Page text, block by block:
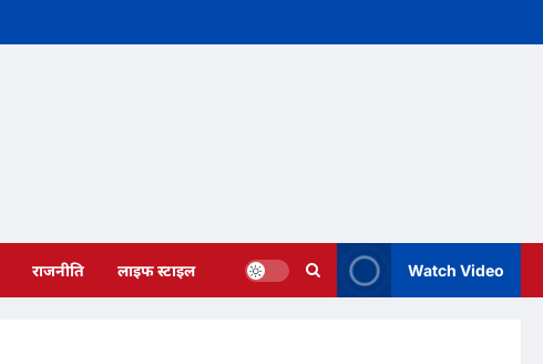
राजनीति लाइफ स्टाइल Watch Video